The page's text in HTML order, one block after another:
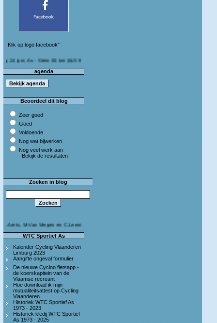
¨Klik op logo facebook"
As - Stein 50 km (I&S 9u - 10u30) Café Bij die van ons As
agenda
Beoordeel dit blog
Zeer goed
Goed
Voldoende
Nog wat bijwerken
Nog veel werk aan
Bekijk de resultaten
Zoeken in blog
Megen en C.Leeman - Van harte proficiat!
WTC Sportief As
Kalender Cycling Vlaanderen
Limburg 2023
Aangifte ongeval formulier
De nieuwe Cycloo fietsapp -
de koerskapitein van de
Vlaamse recreant
Hoe download ik mijn
mutualiteitsattest op Cycling
Vlaanderen
Historiek WTC Sportief As
1973 - 2023
Historiek kledij WTC Sportief
As 1973 - 2025